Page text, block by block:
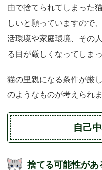
由で捨てられてしまった
しいと願っていますので
活環境や家庭環境、その
る目が厳しくなってしま
猫の里親になる条件が厳
のようなものが考えられま
自己
捨てる可能性があ